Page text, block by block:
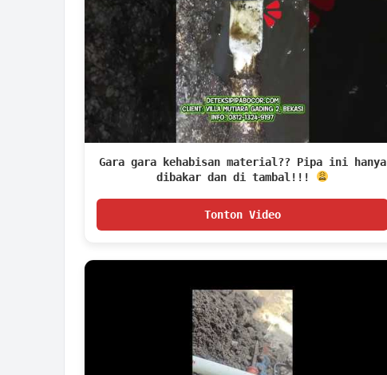
Gara gara kehabisan material?? Pipa ini hanya
dibakar dan di tambal!!!
Tonton Video